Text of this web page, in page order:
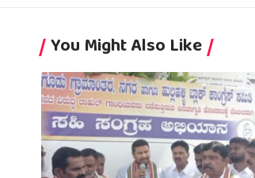
You Might Also Like